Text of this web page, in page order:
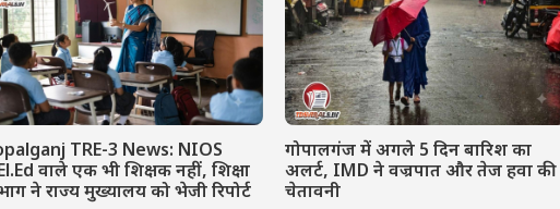
TRE-3 News: NIOS
वाले एक भी शिक्षक नहीं, शिक्षा
ने राज्य मुख्यालय को भेजी रिपोर्ट
गोपालगंज में अगले 5 दिन बारिश का
अलर्ट, IMD ने वज्रपात और तेज हवा की
चेतावनी